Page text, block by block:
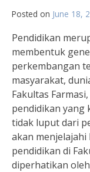
Posted on June 18,
Pendidikan
membentuk
perkembangan
masyarakat,
Fakultas
pendidikan yang
tidak luput dari
akan
pendidikan di
diperhatikan